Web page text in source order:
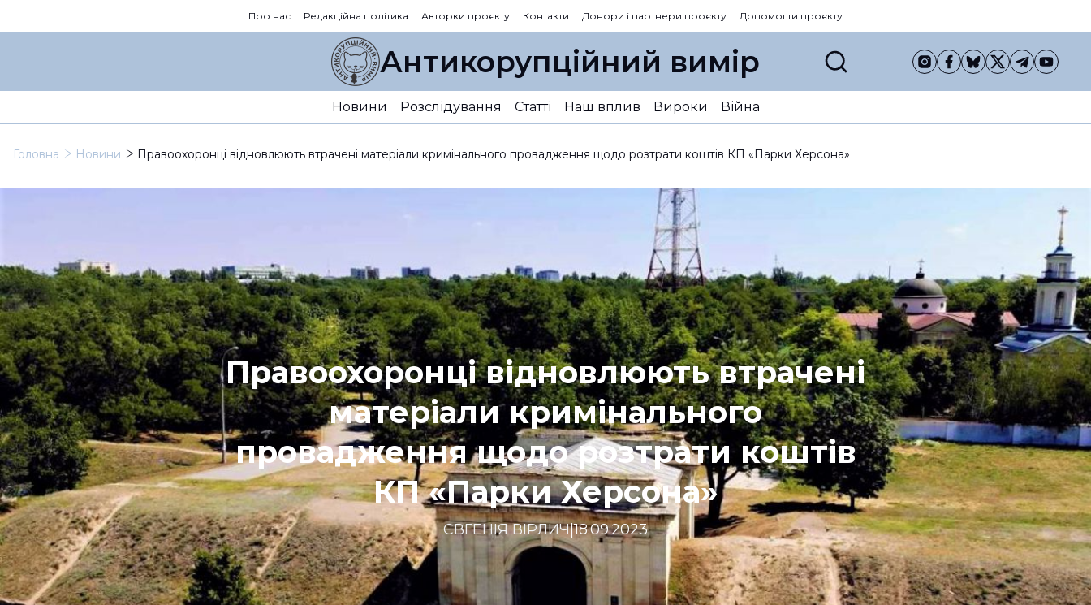
Про нас Редакційна політика Авторки проєкту Контакти Донори і партнери проєкту Допомогти проєкту
Антикорупційний вимір
Новини Розслідування Статті Наш вплив Вироки Війна
Головна Новини Правоохоронці відновлюють втрачені матеріали кримінального провадження щодо розтрати коштів КП «Парки Херсона»
Правоохоронці відновлюють втрачені
матеріали кримінального
провадження щодо розтрати коштів
КП «Парки Херсона»
ЄВГЕНІЯ ВІРЛИЧ|18.09.2023